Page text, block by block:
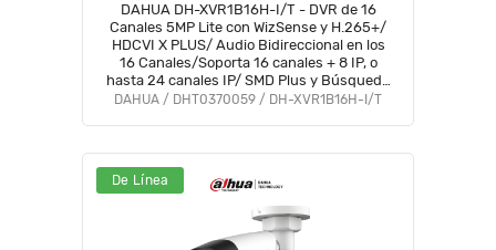
DAHUA DH-XVR1B16H-I/T - DVR de 16
Canales 5MP Lite con WizSense y H.265+/
HDCVI X PLUS/ Audio Bidireccional en los
16 Canales/Soporta 16 canales + 8 IP, o
hasta 24 canales IP/ SMD Plus y Búsqueda
Int. de Humanos y Vehículos/Compatible
DAHUA / DHT0370059 / DH-XVR1B16H-I/T
De Línea